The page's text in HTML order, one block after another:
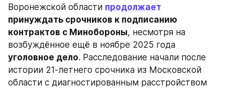
Воронежской области продолжает
принуждать срочников к подписанию
контрактов с Минобороны, несмотря на
уголовное дело. Расследование начали после
истории 21-летнего срочника из Московской
области с диагностированным расстройством